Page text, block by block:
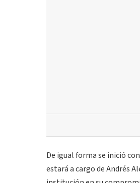
De igual forma se inició
estará a cargo de Andrés